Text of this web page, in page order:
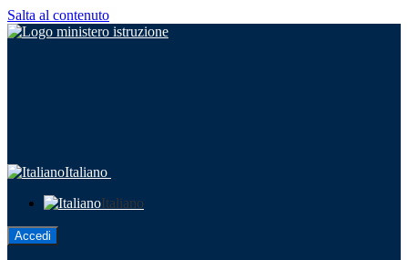
Salta al contenuto
Italiano
Italiano
Accedi